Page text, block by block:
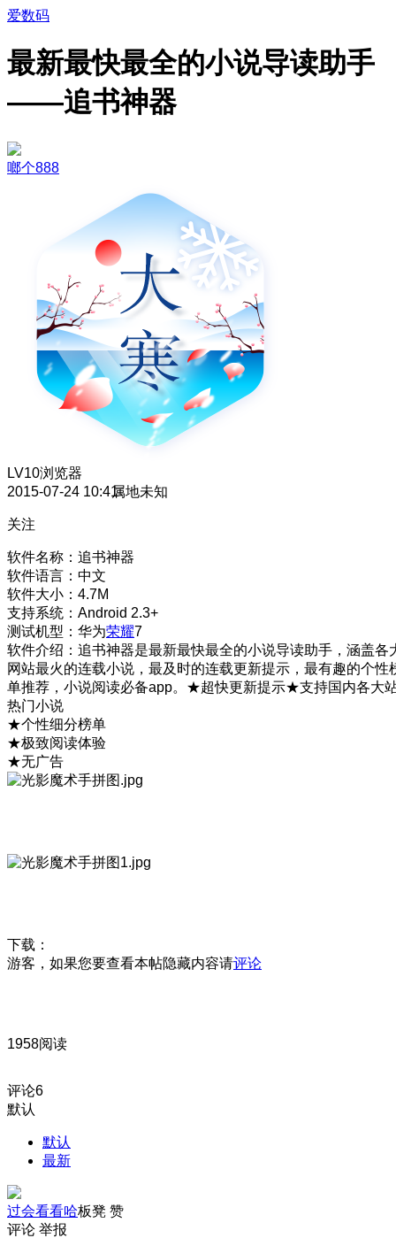
爱数码
最新最快最全的小说导读助手
——追书神器
啷个888
LV10浏览器
2015-07-24 10:41属地未知
关注
软件名称：追书神器
软件语言：中文
软件大小：4.7M
支持系统：Android 2.3+
测试机型：华为荣耀7
软件介绍：追书神器是最新最快最全的小说导读助手，涵盖各
网站最火的连载小说，最及时的连载更新提示，最有趣的个性
单推荐，小说阅读必备app。★超快更新提示★支持国内各大
热门小说
★个性细分榜单
★极致阅读体验
★无广告
下载：
游客，如果您要查看本帖隐藏内容请评论
1958阅读
评论6
默认
默认
最新
过会看看哈板凳 赞
评论 举报